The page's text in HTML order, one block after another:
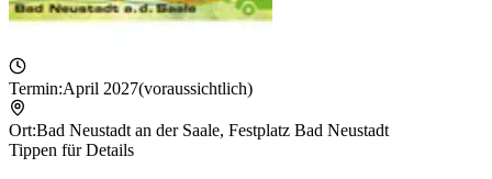
Termin:April 2027(voraussichtlich)
Ort:Bad Neustadt an der Saale, Festplatz Bad Neustadt
Tippen für Details